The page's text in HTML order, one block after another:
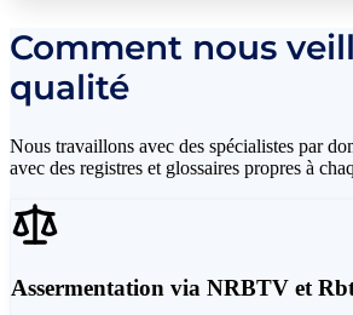
Comment nous
qualité
Nous travaillons avec des spécialistes par
avec des registres et glossaires propres à
Assermentation via NRBTV et